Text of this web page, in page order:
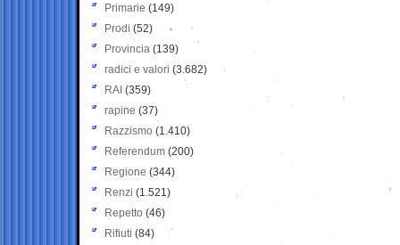
Primarie (149)
Prodi (52)
Provincia (139)
radici e valori (3.682)
RAI (359)
rapine (37)
Razzismo (1.410)
Referendum (200)
Regione (344)
Renzi (1.521)
Repetto (46)
Rifiuti (84)